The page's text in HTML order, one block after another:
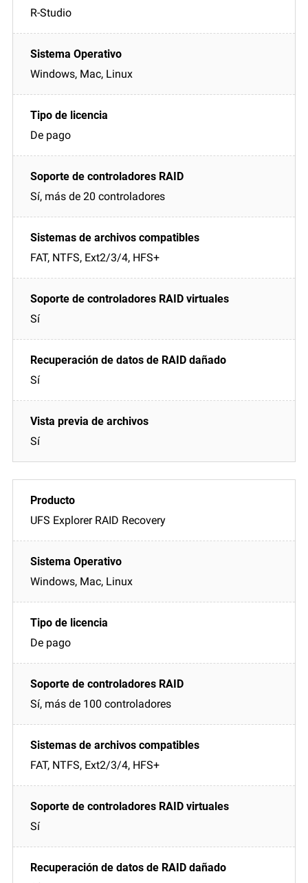
R-Studio
Windows, Mac, Linux
De pago
Sí, más de 20 controladores
FAT, NTFS, Ext2/3/4, HFS+
Sí
Sí
Sí
UFS Explorer RAID Recovery
Windows, Mac, Linux
De pago
Sí, más de 100 controladores
FAT, NTFS, Ext2/3/4, HFS+
Sí